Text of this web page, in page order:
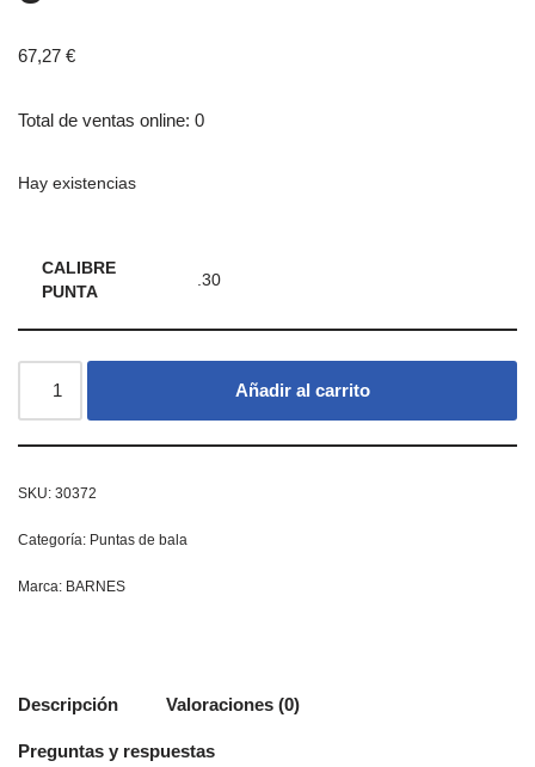
67,27 €
Total de ventas online: 0
Hay existencias
CALIBRE
PUNTA
.30
Añadir al carrito
SKU: 30372
Categoría: Puntas de bala
Marca: BARNES
Descripción Valoraciones (0)
Preguntas y respuestas